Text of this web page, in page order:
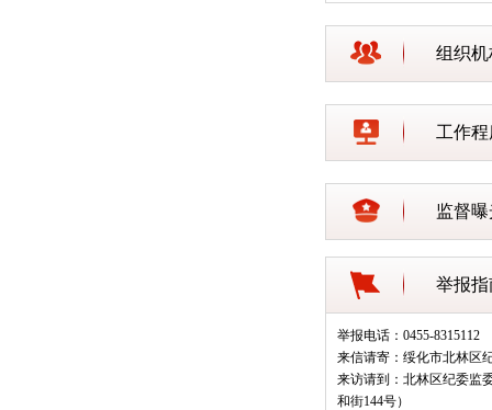
组织机
工作
监督
举报指
举报电话：0455-8315112
来信请寄：绥化市北林区
来访请到：北林区纪委监
和街144号）